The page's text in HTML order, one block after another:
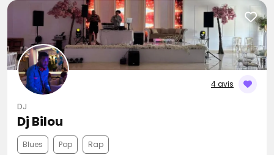
4 avis
DJ
Dj Bilou
Blues Pop Rap